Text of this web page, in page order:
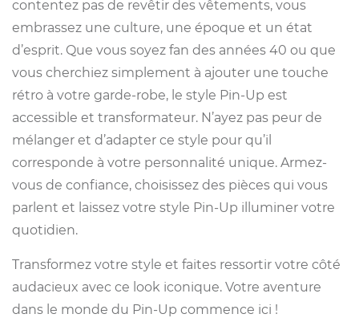
contentez pas de revêtir des vêtements, vous
embrassez une culture, une époque et un état
d’esprit. Que vous soyez fan des années 40 ou que
vous cherchiez simplement à ajouter une touche
rétro à votre garde-robe, le style Pin-Up est
accessible et transformateur. N’ayez pas peur de
mélanger et d’adapter ce style pour qu’il
corresponde à votre personnalité unique. Armez-
vous de confiance, choisissez des pièces qui vous
parlent et laissez votre style Pin-Up illuminer votre
quotidien.
Transformez votre style et faites ressortir votre côté
audacieux avec ce look iconique. Votre aventure
dans le monde du Pin-Up commence ici !